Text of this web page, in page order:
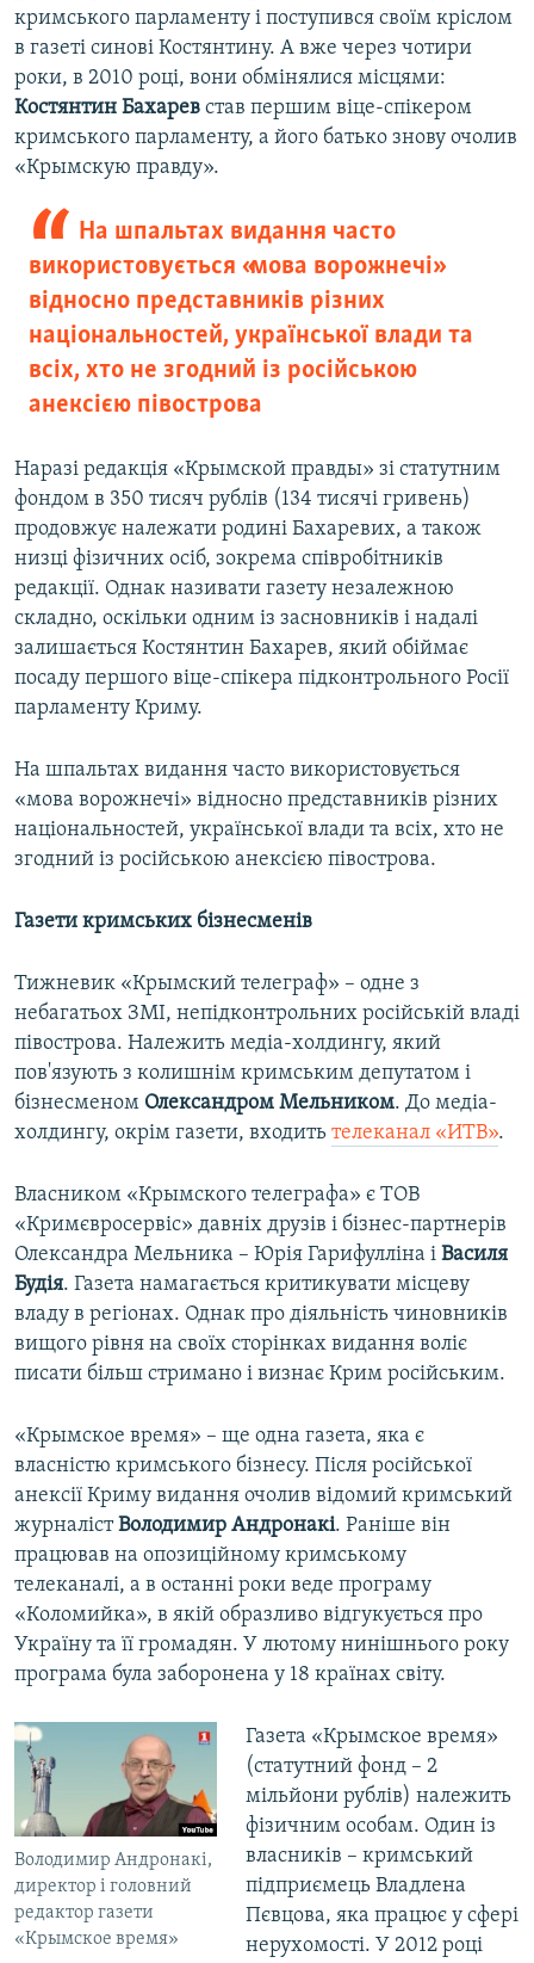
кримського парламенту і поступився своїм кріслом
в газеті синові Костянтину. А вже через чотири
роки, в 2010 році, вони обмінялися місцями:
Костянтин Бахарев став першим віце-спікером
кримського парламенту, а його батько знову очолив
«Крымскую правду».
На шпальтах видання часто
використовується «мова ворожнечі»
відносно представників різних
національностей, української влади та
всіх, хто не згодний із російською
анексією півострова
Наразі редакція «Крымской правды» зі статутним
фондом в 350 тисяч рублів (134 тисячі гривень)
продовжує належати родині Бахаревих, а також
низці фізичних осіб, зокрема співробітників
редакції. Однак називати газету незалежною
складно, оскільки одним із засновників і надалі
залишається Костянтин Бахарев, який обіймає
посаду першого віце-спікера підконтрольного Росії
парламенту Криму.
На шпальтах видання часто використовується
«мова ворожнечі» відносно представників різних
національностей, української влади та всіх, хто не
згодний із російською анексією півострова.
Газети кримських бізнесменів
Тижневик «Крымский телеграф» – одне з
небагатьох ЗМІ, непідконтрольних російській владі
півострова. Належить медіа-холдингу, який
пов'язують з колишнім кримським депутатом і
бізнесменом Олександром Мельником. До медіа-
холдингу, окрім газети, входить телеканал «ИТВ».
Власником «Крымского телеграфа» є ТОВ
«Кримєвросервіс» давніх друзів і бізнес-партнерів
Олександра Мельника – Юрія Гарифулліна і Василя
Будія. Газета намагається критикувати місцеву
владу в регіонах. Однак про діяльність чиновників
вищого рівня на своїх сторінках видання воліє
писати більш стримано і визнає Крим російським.
«Крымское время» – ще одна газета, яка є
власністю кримського бізнесу. Після російської
анексії Криму видання очолив відомий кримський
журналістВолодимир Андронакі. Раніше він
працював на опозиційному кримському
телеканалі, а в останні роки веде програму
«Коломийка», в якій образливо відгукується про
Україну та її громадян. У лютому нинішнього року
програма була заборонена у 18 країнах світу.
Володимир Андронакі,
директор і головний
редактор газети
«Крымское время»
Газета «Крымское время»
(статутний фонд – 2
мільйони рублів) належить
фізичним особам. Один із
власників – кримський
підприємець Владлена
Пєвцова, яка працює у сфері
нерухомості. У 2012 році